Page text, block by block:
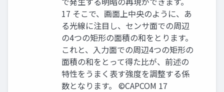
17 そこで、画面上中央のように、あ
る光線に注目し、センサ面での周辺
の4つの矩形の面積の和をとります。
これと、入力面での周辺4つの矩形の
面積の和をとって得た比が、前述の
特性をうまく表す強度を調整する係
数となります。 ©CAPCOM 17